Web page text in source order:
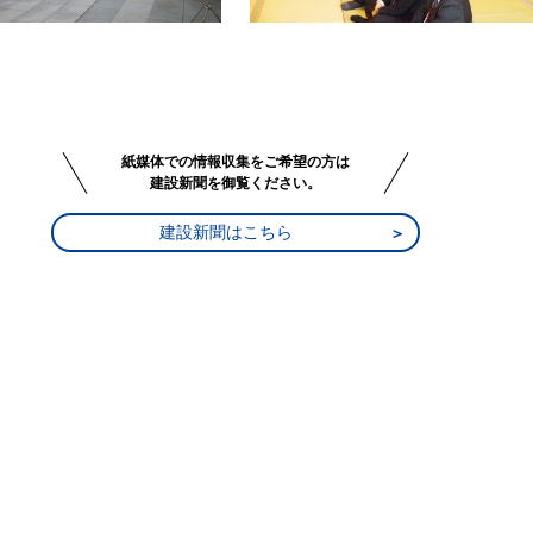
紙媒体での情報収集をご希望の方は
建設新聞を御覧ください。
建設新聞はこちら